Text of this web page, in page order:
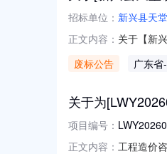
招标单位： 新兴县天
正文内容： 关于【新
造、学
废标公告 广东省
关于为
项目编号：
正文内容： 工程造价